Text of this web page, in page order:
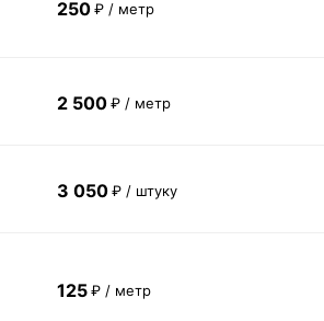
250 ₽ / метр
2 500 ₽ / метр
3 050 ₽ / штуку
125 ₽ / метр